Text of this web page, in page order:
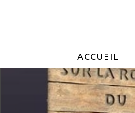
ACCUEIL